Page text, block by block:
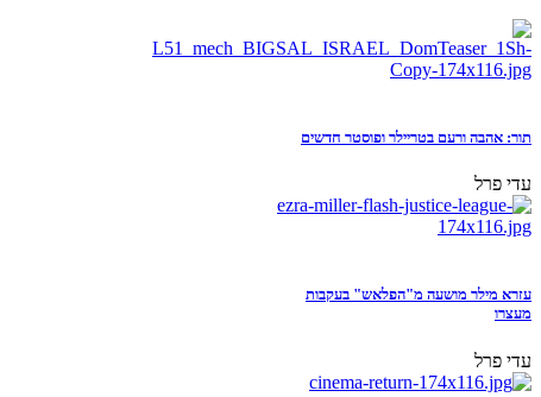
תור: אהבה ורעם בטריילר ופוסטר חדשים
עדי פרל
עזרא מילר מושעה מ"הפלאש" בעקבות
מעצרו
עדי פרל